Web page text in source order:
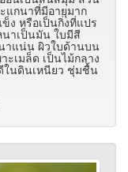
แกนาที่มีอายุมาก
ง หรือเป็นกิ่งที่แปร
าเป็นมัน ใบมีสี
าแน่น ผิวใบด้านบน
เมล็ด เป็นไม้กลาง
ในดินเหนียว ชุ่มชื้น